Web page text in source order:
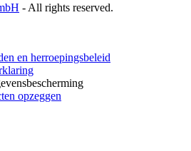
- All rights reserved.
en herroepingsbeleid
opzeggen